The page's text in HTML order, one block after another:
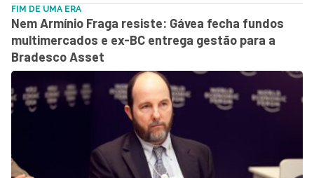
FIM DE UMA ERA
Nem Armínio Fraga resiste: Gávea fecha fundos
multimercados e ex-BC entrega gestão para a
Bradesco Asset